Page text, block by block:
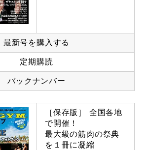
最新号を購入する
定期購読
バックナンバー
［保存版］ 全国各地
で開催！
最大級の筋肉の祭典
を１冊に凝縮